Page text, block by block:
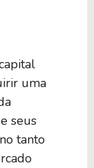
uma
seus
tanto